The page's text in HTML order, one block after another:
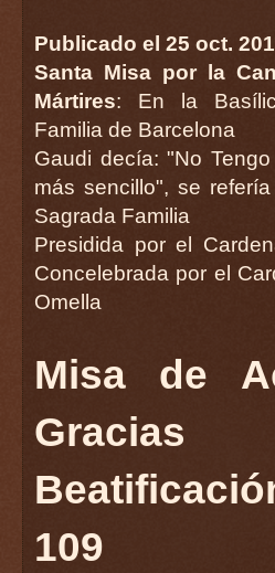
Publicado el 25 oct.
Santa Misa por la
Mártires: En la
Familia de Barcelona
Gaudi decía: "No
más sencillo", se
Sagrada Familia
Presidida por el
Concelebrada por el
Omella
Misa de
109